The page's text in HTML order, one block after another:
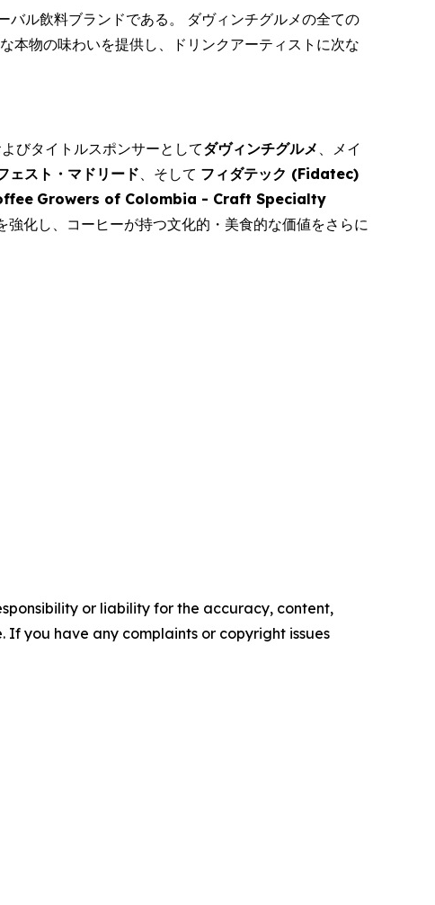
ル飲料ブランドである。 ダヴィンチグルメの全ての
本物の味わいを提供し、ドリンクアーティストに次な
びタイトルスポンサーとしてダヴィンチグルメ 、メイ
ェスト・マドリード 、そして フィダテック (Fidatec)
Growers of Colombia - Craft Specialty
化し、コーヒーが持つ文化的・美食的な価値をさらに
or liability for the accuracy, content,
you have any complaints or copyright issues